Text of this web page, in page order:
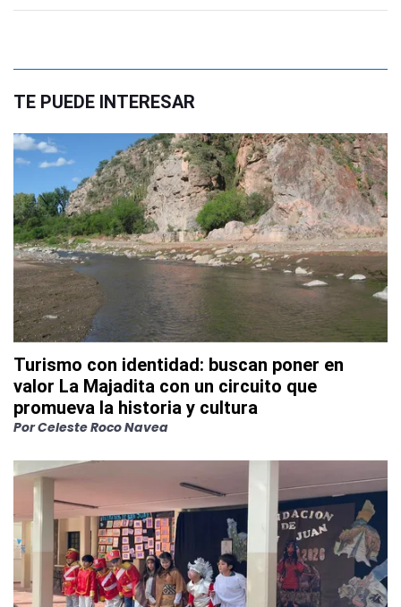
TE PUEDE INTERESAR
Turismo con identidad: buscan poner en
valor La Majadita con un circuito que
promueva la historia y cultura
PorCeleste Roco Navea